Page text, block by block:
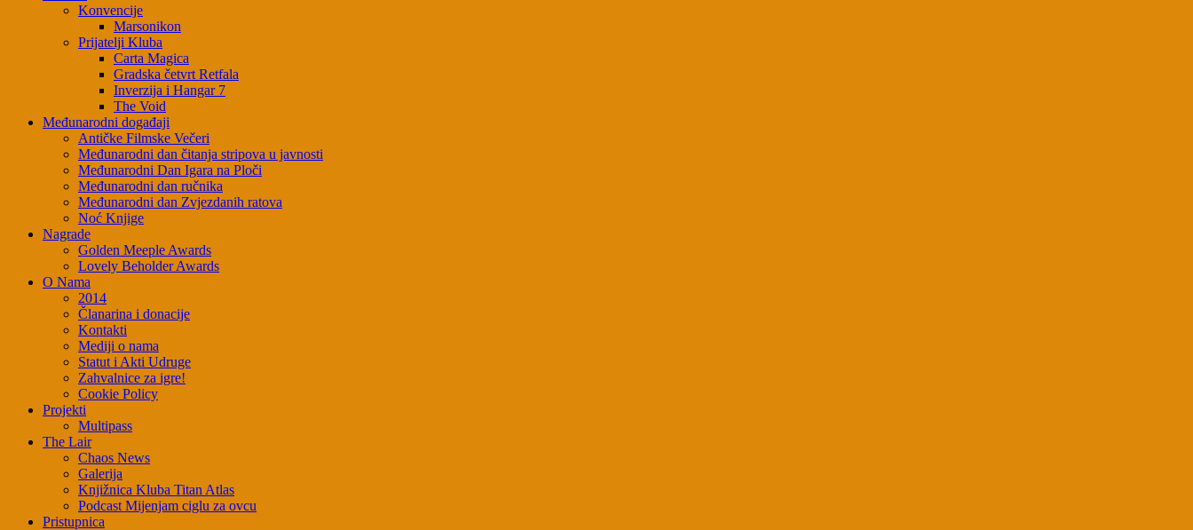
Konvencije
Marsonikon
Prijatelji Kluba
Carta Magica
Gradska četvrt Retfala
Inverzija i Hangar 7
The Void
Međunarodni događaji
Antičke Filmske Večeri
Međunarodni dan čitanja stripova u javnosti
Međunarodni Dan Igara na Ploči
Međunarodni dan ručnika
Međunarodni dan Zvjezdanih ratova
Noć Knjige
Nagrade
Golden Meeple Awards
Lovely Beholder Awards
O Nama
2014
Članarina i donacije
Kontakti
Mediji o nama
Statut i Akti Udruge
Zahvalnice za igre!
Cookie Policy
Projekti
Multipass
The Lair
Chaos News
Galerija
Knjižnica Kluba Titan Atlas
Podcast Mijenjam ciglu za ovcu
Pristupnica